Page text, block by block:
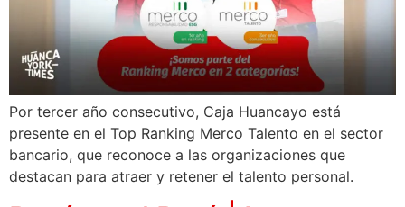
Por tercer año consecutivo, Caja Huancayo está
presente en el Top Ranking Merco Talento en el sector
bancario, que reconoce a las organizaciones que
destacan para atraer y retener el talento personal.